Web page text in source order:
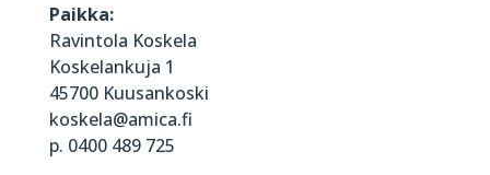
Paikka:
Ravintola Koskela
Koskelankuja 1
45700 Kuusankoski
koskela@amica.fi
p. 0400 489 725